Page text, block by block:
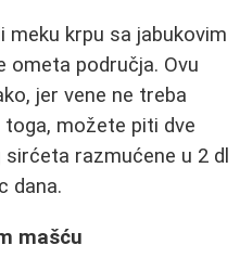
krpu sa jabukovim
područja. Ovu
jer vene ne treba
možete piti dve
razmućene u 2 dl
dana.
mašću